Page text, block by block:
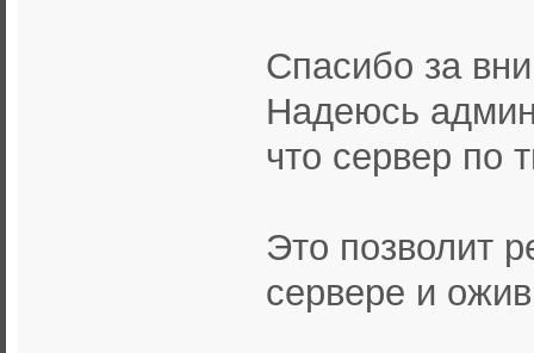
Спасибо за
Надеюсь
что сервер по
Это позволит
сервере и